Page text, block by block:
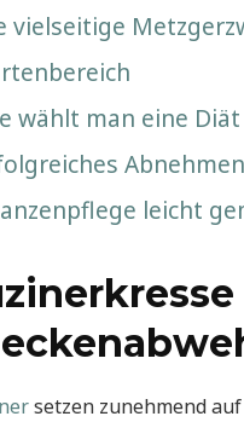
vielseitige
wählt man eine
leicht
setzen zunehmend